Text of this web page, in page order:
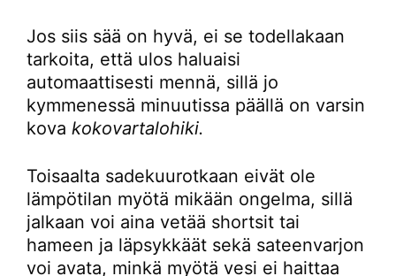
Jos siis sää on hyvä, ei se todellakaan
tarkoita, että ulos haluaisi
automaattisesti mennä, sillä jo
kymmenessä minuutissa päällä on varsin
kova kokovartalohiki.
Toisaalta sadekuurotkaan eivät ole
lämpötilan myötä mikään ongelma, sillä
jalkaan voi aina vetää shortsit tai
hameen ja läpsykkäät sekä sateenvarjon
voi avata, minkä myötä vesi ei haittaa